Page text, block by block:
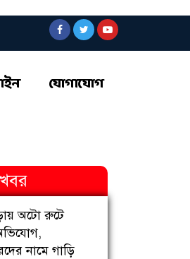
যোগাযোগ
খবর
অটো রুটে
নামে গাড়ি